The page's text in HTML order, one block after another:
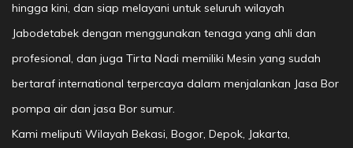
hingga kini, dan siap melayani untuk seluruh wilayah
Jabodetabek dengan menggunakan tenaga yang ahli dan
profesional, dan juga Tirta Nadi memiliki Mesin yang sudah
bertaraf international terpercaya dalam menjalankan Jasa Bor
pompa air dan jasa Bor sumur.
Kami meliputi Wilayah Bekasi, Bogor, Depok, Jakarta,